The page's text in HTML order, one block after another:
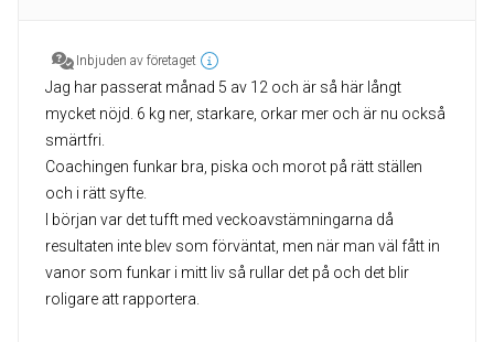
Inbjuden av företaget
Jag har passerat månad 5 av 12 och är så här långt
mycket nöjd. 6 kg ner, starkare, orkar mer och är nu också
smärtfri.
Coachingen funkar bra, piska och morot på rätt ställen
och i rätt syfte.
I början var det tufft med veckoavstämningarna då
resultaten inte blev som förväntat, men när man väl fått in
vanor som funkar i mitt liv så rullar det på och det blir
roligare att rapportera.